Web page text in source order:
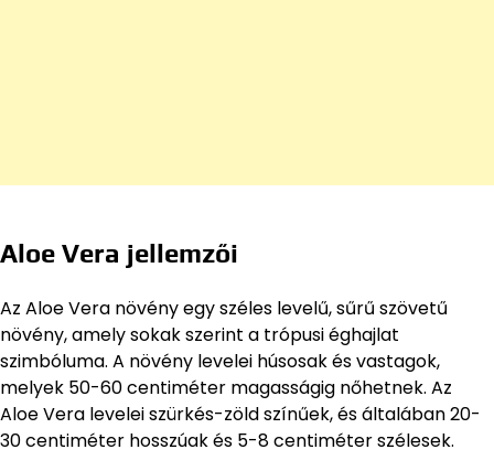
Aloe Vera jellemzői
Az Aloe Vera növény egy széles levelű, sűrű szövetű
növény, amely sokak szerint a trópusi éghajlat
szimbóluma. A növény levelei húsosak és vastagok,
melyek 50-60 centiméter magasságig nőhetnek. Az
Aloe Vera levelei szürkés-zöld színűek, és általában 20-
30 centiméter hosszúak és 5-8 centiméter szélesek.